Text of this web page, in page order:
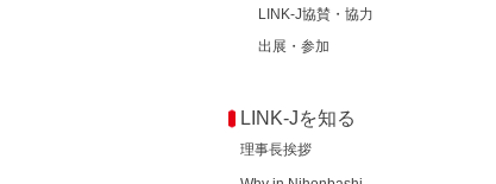
LINK-J協賛・協力
出展・参加
LINK-Jを知る
理事長挨拶